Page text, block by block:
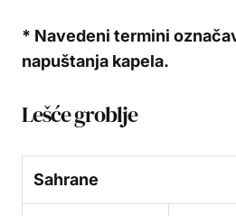
* Navedeni termini
napuštanja kapela.
Lešće groblje
Sahrane